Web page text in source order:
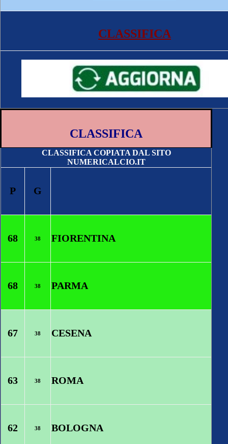
CLASSIFICA
CLASSIFICA
CLASSIFICA COPIATA DAL SITO
NUMERICALCIO.IT
P G
68 38 FIORENTINA
68 38 PARMA
67 38 CESENA
63 38 ROMA
62 38 BOLOGNA